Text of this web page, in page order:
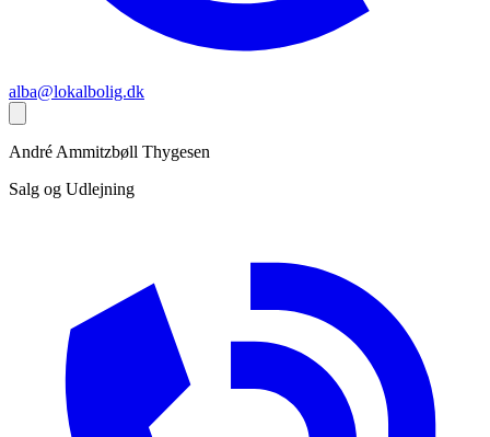
alba@lokalbolig.dk
André Ammitzbøll Thygesen
Salg og Udlejning